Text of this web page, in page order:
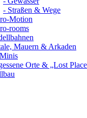
- Straßen & Wege
Motion
rooms
Mauern & Arkaden
Orte & „Lost